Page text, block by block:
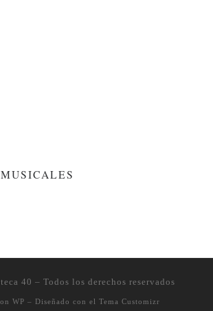
40 – Todos los derechos reservados
WP – Diseñado con el Tema Customizr